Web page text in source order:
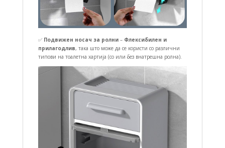
✅ Подвижен носач за ролни– Флексибилен и
прилагодлив, така што може да се користи со различни
типови на тоалетна хартија (со или без внатрешна ролна).